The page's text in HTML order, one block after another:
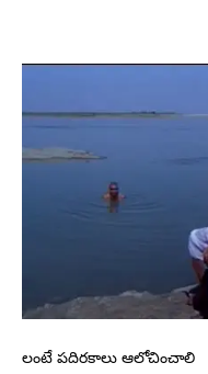
లంటే పదిరకాలు ఆలోచించాలి